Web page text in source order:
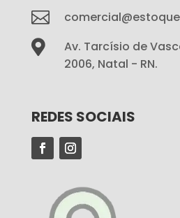


Av. Tarcísio de
2006, Natal - RN.
REDES SOCIAIS